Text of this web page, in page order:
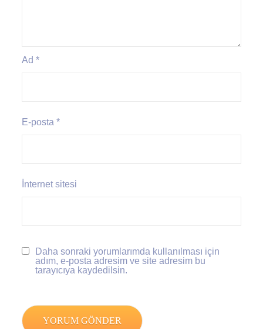
Ad*
E-posta*
İnternet sitesi
Daha sonraki yorumlarımda kullanılması için
adım, e-posta adresim ve site adresim bu
tarayıcıya kaydedilsin.